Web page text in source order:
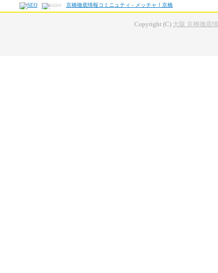
京橋徹底情報コミニュティ - メッチャ！京橋
Copyright (C) 大阪 京橋徹底